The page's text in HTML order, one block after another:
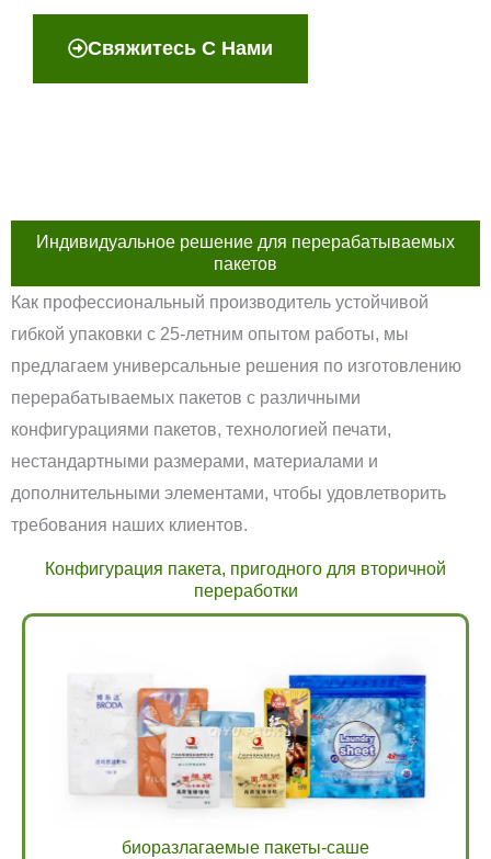
Свяжитесь С Нами
Индивидуальное решение для перерабатываемых
пакетов
Как профессиональный производитель устойчивой
гибкой упаковки с 25-летним опытом работы, мы
предлагаем универсальные решения по изготовлению
перерабатываемых пакетов с различными
конфигурациями пакетов, технологией печати,
нестандартными размерами, материалами и
дополнительными элементами, чтобы удовлетворить
требования наших клиентов.
Конфигурация пакета, пригодного для вторичной
переработки
биоразлагаемые пакеты-саше